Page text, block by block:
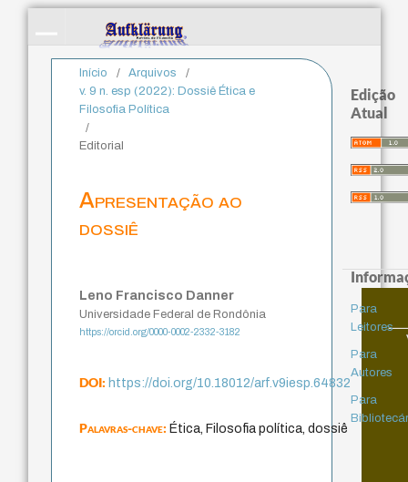
Início / Arquivos
/
v. 9 n. esp (2022): Dossiê Ética e
Filosofia Política
/
Editorial
Apresentação ao
dossiê
Leno Francisco Danner
Universidade Federal de Rondônia
https://orcid.org/0000-0002-2332-3182
DOI:https://doi.org/10.18012/arf.v9iesp.64832
Palavras-chave:Ética, Filosofia política, dossiê
Edição
Atual
Para
Leitores
Para
Autores
Para